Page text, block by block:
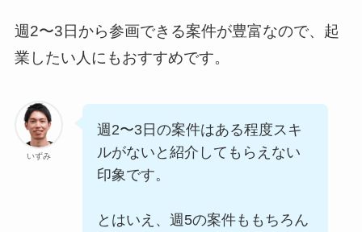
週2〜3日から参画できる案件が豊富なので、起
業したい人にもおすすめです。
いずみ
週2〜3日の案件はある程度スキ
ルがないと紹介してもらえない
印象です。
とはいえ、週5の案件ももちろん